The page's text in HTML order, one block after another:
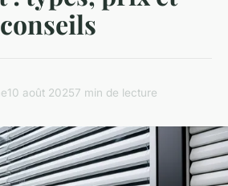
conseils
10 août 20257 min de lecture